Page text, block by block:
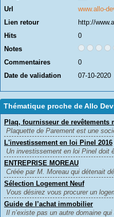
Url
www.allo-
Lien retour
http://
Hits
0
Notes
Commentaires
0
Date de validation
07-10-2020
Thématique proche de Allo
Plaq, fournisseur de revêtements
Plaquette de Parement est une
L'investissement en loi Pinel 2016
Un investissement en loi Pinel doit
ENTREPRISE MOREAU
Créée par M. Moreau qui détenait
Sélection Logement Neuf
Vous désirez vous procurer un
Guide de l’achat immobilier
Il n’existe pas un autre domaine